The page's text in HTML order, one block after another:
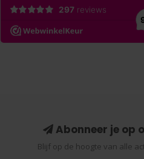
Abonneer je op
Blijf op de hoogte van alle